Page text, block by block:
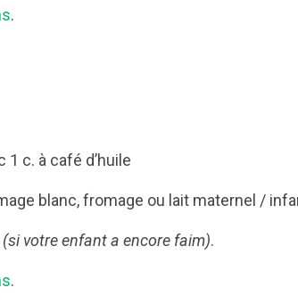
.
1 c. à café d’huile
blanc, fromage ou lait maternel /
(si votre enfant a encore faim).
.